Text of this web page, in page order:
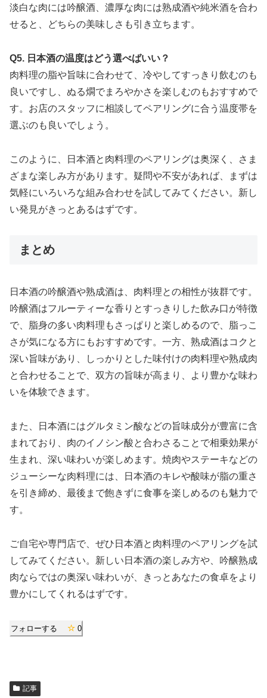
淡白な肉には吟醸酒、濃厚な肉には熟成酒や純米酒を合わ
せると、どちらの美味しさも引き立ちます。
Q5. 日本酒の温度はどう選べばいい？
肉料理の脂や旨味に合わせて、冷やしてすっきり飲むのも
良いですし、ぬる燗でまろやかさを楽しむのもおすすめで
す。お店のスタッフに相談してペアリングに合う温度帯を
選ぶのも良いでしょう。
このように、日本酒と肉料理のペアリングは奥深く、さま
ざまな楽しみ方があります。疑問や不安があれば、まずは
気軽にいろいろな組み合わせを試してみてください。新し
い発見がきっとあるはずです。
まとめ
日本酒の吟醸酒や熟成酒は、肉料理との相性が抜群です。
吟醸酒はフルーティーな香りとすっきりした飲み口が特徴
で、脂身の多い肉料理もさっぱりと楽しめるので、脂っこ
さが気になる方にもおすすめです。一方、熟成酒はコクと
深い旨味があり、しっかりとした味付けの肉料理や熟成肉
と合わせることで、双方の旨味が高まり、より豊かな味わ
いを体験できます。
また、日本酒にはグルタミン酸などの旨味成分が豊富に含
まれており、肉のイノシン酸と合わさることで相乗効果が
生まれ、深い味わいが楽しめます。焼肉やステーキなどの
ジューシーな肉料理には、日本酒のキレや酸味が脂の重さ
を引き締め、最後まで飽きずに食事を楽しめるのも魅力で
す。
ご自宅や専門店で、ぜひ日本酒と肉料理のペアリングを試
してみてください。新しい日本酒の楽しみ方や、吟醸熟成
肉ならではの奥深い味わいが、きっとあなたの食卓をより
豊かにしてくれるはずです。
フォローする 0
記事